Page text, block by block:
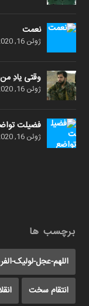
نعمت
ژوئن 16, 2020
وقتی یادِ
ژوئن 16, 2020
فضیلت
ژوئن 16, 2020
برچسب ها
اللهم-عجل-لولیک-
انتقام سخت